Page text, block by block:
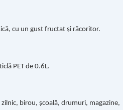
cu un gust fructat și răcoritor.
PET de 0.6L.
birou, școală, drumuri, magazine,